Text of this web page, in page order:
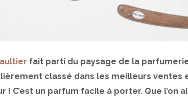
fait parti du paysage de la
classé dans les meilleurs ventes
! C’est un parfum facile à porter. Que l’on